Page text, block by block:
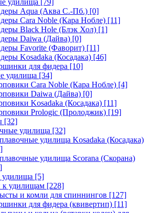
удилища [79]
Aqua (Аква С.-Пб.) [0]
Cara Noble (Кара Нобле) [11]
Black Hole (Блэк Хол) [1]
Daiwa (Дайва) [0]
Favorite (Фаворит) [11]
Kosadaka (Косадака) [46]
для фидера [10]
удилища [34]
Cara Noble (Кара Нобле) [4]
Daiwa (Дайва) [0]
Kosadaka (Косадака) [11]
Prologic (Пролоджик) [19]
[32]
удилища [32]
удилища Kosadaka (Косадака)
удилища Scorana (Скорана)
[5]
к удилищам [228]
и комли для спиннингов [127]
для фидера (квивертип) [11]